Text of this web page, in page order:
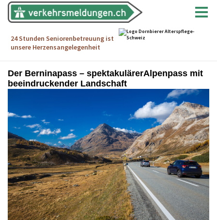
Der Berninapass – spektakulärerAlpenpass mit
beeindruckender Landschaft